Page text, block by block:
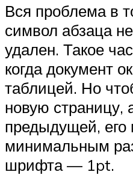
Вся проблема в
символ абзаца
удален. Такое
когда документ
таблицей. Но
новую страницу,
предыдущей, его
минимальным
шрифта — 1pt.